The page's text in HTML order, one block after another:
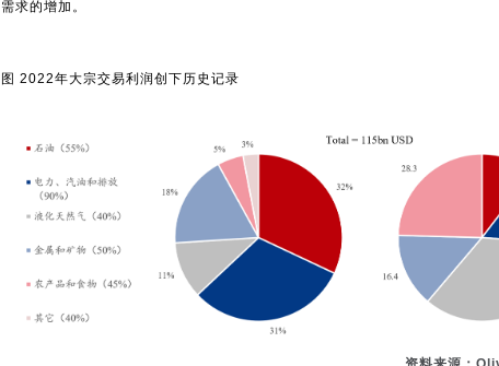
需求的增加。
图 2022年大宗交易利润创下历史记录